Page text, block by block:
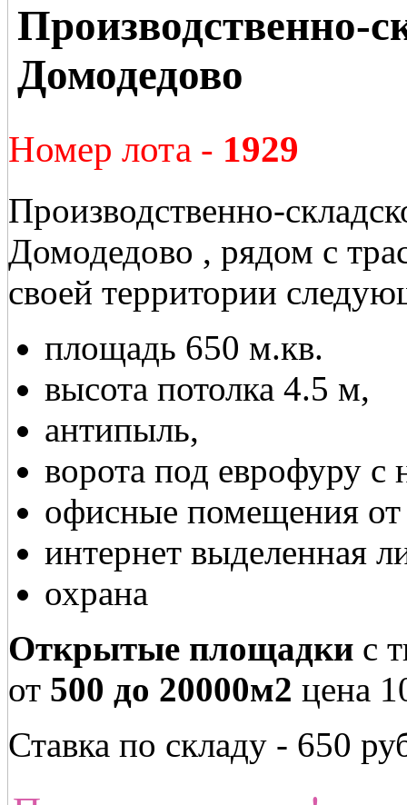
Производственно-
Домодедово
Номер лота - 1929
Производственно-
Домодедово , рядом с
своей территории
площадь 650 м.кв.
высота потолка 4.5 м,
антипыль,
ворота под еврофуру с
офисные помещения от
интернет выделенная
охрана
Открытые площадки с
от 500 до 20000м2 цена
Ставка по складу - 650